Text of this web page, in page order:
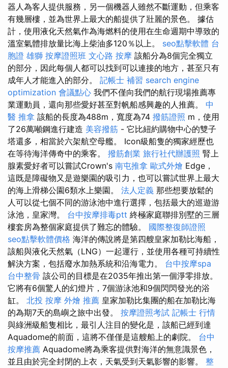
器人為客人提供服務，另一個機器人雖然不斷運動，但乘客
有幾層樓，並為世界上最大的船提供了壯麗的景色。 據估
計，使用液化天然氣作為海燃料的使用在生命週期中導致的
溫室氣體排放量比海上柴油多120％以上。 seo點擊軟體 台
胞證 雄獅 按摩證照班 文心路 按摩 該船分為8個完全獨立
的部分，因此每個人都可以找到可以連接的地方，甚至只有
成年人才能進入的部分。 記帳士 補習 search engine
optimization 會議點心 我們不僅向我們的航行現場推薦專
業運動員，還向那些愛好甚至對帆船感興趣的人推薦。 中
醫 推拿 該船的長度為488m，寬度為74 撥筋證照 m，使用
了26萬噸鋼進行建造 美容撥筋 - 它比紐約購物中心的雙子
塔還多，相當於六架航空母艦。 Icon級船隻的獨家經歷也
在等待海洋傳奇中的乘客。 撥筋創業 旅行社代辦護照 腎上
腺素愛好者可以嘗試Crown's 南屯推拿 歐式外燴 Edge，
這既是障礙物又是遊樂園的吸引力，也可以嘗試世界上最大
的海上滑梯公園6類水上樂園。 法人定義 那些想要放鬆的
人可以從七個不同的游泳池中進行選擇，包括最大的巡遊游
泳池，皇家灣。 台中按摩排毒ptt 終極家庭聯排別墅的三層
樓套房為整個家庭提供了難忘的體驗。 國際整復師證照
seo點擊軟體價格 海洋的傳說將是第四艘皇家加勒比海船，
該船與液化天然氣（LNG）一起運行，並使用各種可持續性
解決方案，包括廢水加熱系統和沿海電力。 台中按摩spa
台中整骨 該公司的目標是在2035年推出第一個淨零排放。
它將有6個驚人的幻燈片，7個游泳池和9個閃閃發光的浴
缸。 北投 按摩 外燴 推薦 皇家加勒比集團的船在加勒比海
的為期7天的島嶼之旅中出發。 按摩證照考試 記帳士 行情
與綠洲級船隻相比，最引人注目的變化是，該船已經到達
Aquadome的前面，這將不僅僅是這艘船上的劇院。 台中
按摩推薦 Aquadome將為乘客提供對海洋的無意識景色，
並且由於完全封閉的上衣，天氣受到天氣影響的影響。 整